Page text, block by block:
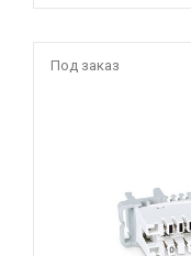
Под заказ